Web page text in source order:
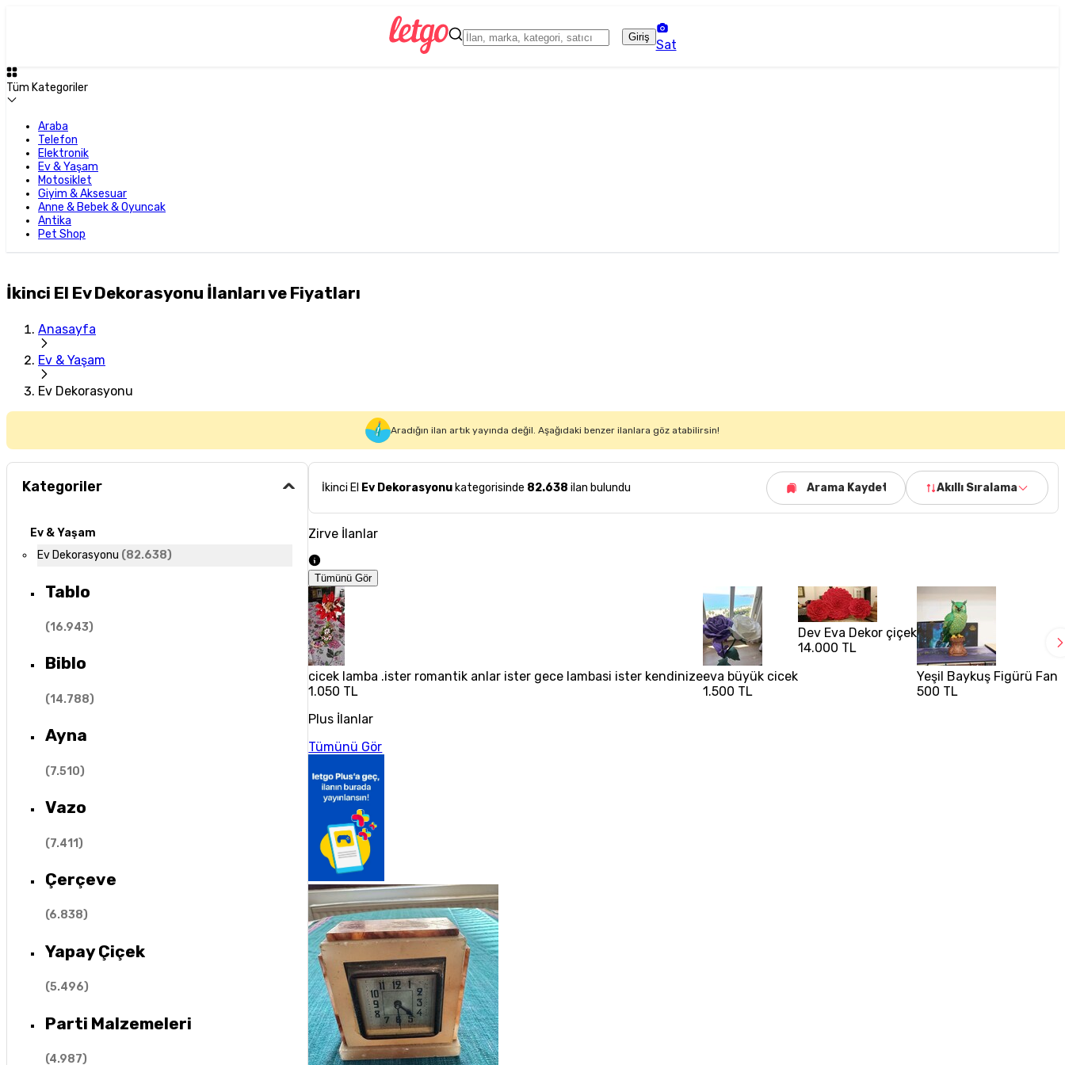
Giriş
Sat
Tüm Kategoriler
Araba
Telefon
Elektronik
Ev & Yaşam
Motosiklet
Giyim & Aksesuar
Anne & Bebek & Oyuncak
Antika
Pet Shop
İkinci El Ev Dekorasyonu İlanları ve Fiyatları
Anasayfa
Ev & Yaşam
Ev Dekorasyonu
Aradığın ilan artık yayında değil. Aşağıdaki benzer ilanlara göz atabilirsin!
Kategoriler
Ev & Yaşam
Ev Dekorasyonu (82.638)
Tablo
(16.943)
Biblo
(14.788)
Ayna
(7.510)
Vazo
(7.411)
Çerçeve
(6.838)
Yapay Çiçek
(5.496)
Parti Malzemeleri
(4.987)
İkinci El Ev Dekorasyonu kategorisinde 82.638 ilan bulundu Arama Kaydet Akıllı Sıralama
Zirve İlanlar
Tümünü Gör
cicek lamba .ister romantik anlar ister gece lambasi ister kendinize
1.050 TL
eva büyük cicek
1.500 TL
Dev Eva Dekor çiçek
14.000 TL
Yeşil Baykuş Figürü
500 TL
Plus İlanlar
Tümünü Gör